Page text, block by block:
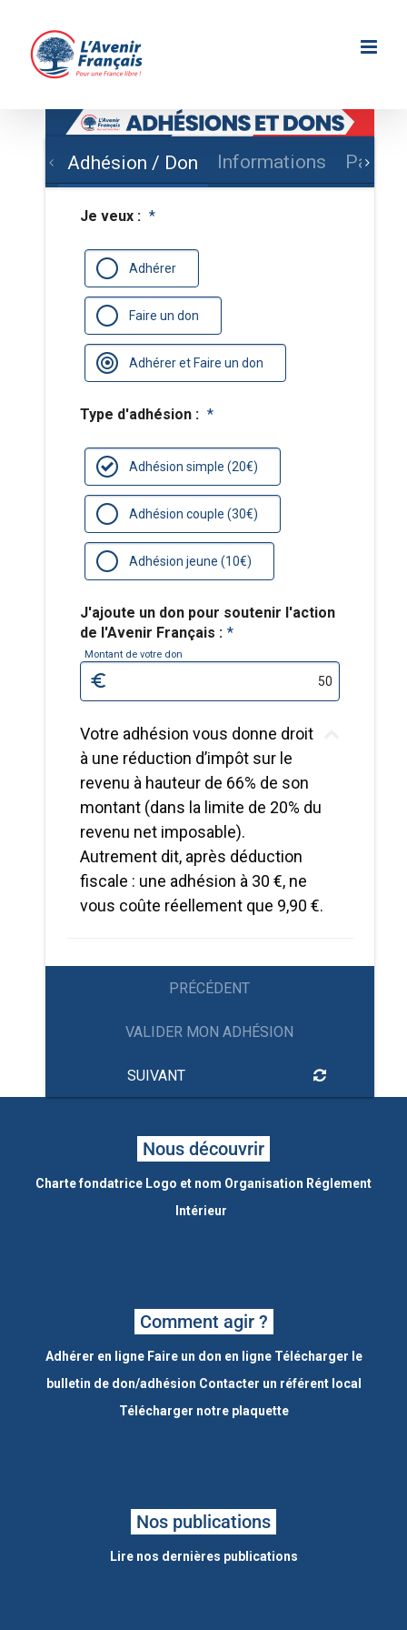
contenu
Adhésion / Don Informations
Je veux : *
Adhérer
Faire un don
Adhérer et Faire un don
Type d'adhésion : *
Adhésion simple (20€)
Adhésion couple (30€)
Adhésion jeune (10€)
J'ajoute un don pour soutenir l'action
de l'Avenir Français : *
Montant de votre don
Votre adhésion vous donne droit
à une réduction d’impôt sur le
revenu à hauteur de 66% de son
montant (dans la limite de 20% du
revenu net imposable).
Autrement dit, après déduction
fiscale : une adhésion à 30 €, ne
vous coûte réellement que 9,90 €.
PRÉCÉDENT
VALIDER MON ADHÉSION
SUIVANT
Nous découvrir
Charte fondatrice Logo et nom Organisation Réglement
Intérieur
Comment agir ?
Adhérer en ligne Faire un don en ligne Télécharger le
bulletin de don/adhésion Contacter un référent local
Télécharger notre plaquette
Nos publications
Lire nos dernières publications